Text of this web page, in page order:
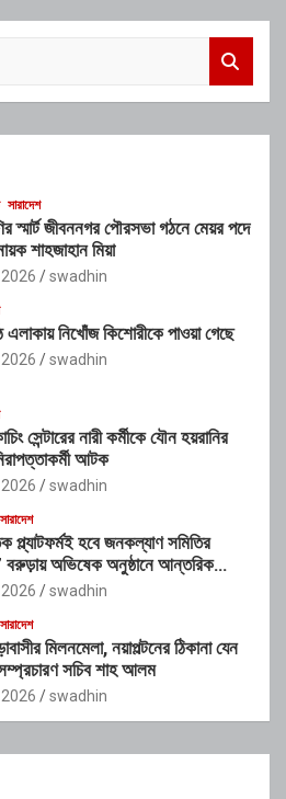
সারাদেশ
স্মার্ট জীবননগর পৌরসভা গঠনে মেয়র পদে
শাহজাহান মিয়া
swadhin
এলাকায় নিখোঁজ কিশোরীকে পাওয়া গেছে
swadhin
সেন্টারের নারী কর্মীকে যৌন হয়রানির
আটক
swadhin
সারাদেশ
প্ল্যাটফর্মই হবে জনকল্যাণ সমিতির
বরুড়ায় অভিষেক অনুষ্ঠানে আন্তরিক
গৃহায়ণমন্ত্রী জাকারিয়া তাহের
swadhin
সারাদেশ
মিলনমেলা, নয়াপল্টনের ঠিকানা যেন
সচিব শাহ আলম
swadhin